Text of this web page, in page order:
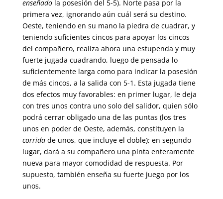
enseñadola posesión del 5-5). Norte pasa por la
primera vez, ignorando aún cuál será su destino.
Oeste, teniendo en su mano la piedra de cuadrar, y
teniendo suficientes cincos para apoyar los cincos
del compañero, realiza ahora una estupenda y muy
fuerte jugada cuadrando, luego de pensada lo
suficientemente larga como para indicar la posesión
de más cincos, a la salida con 5-1. Esta jugada tiene
dos efectos muy favorables: en primer lugar, le deja
con tres unos contra uno solo del salidor, quien sólo
podrá cerrar obligado una de las puntas (los tres
unos en poder de Oeste, además, constituyen la
corridade unos, que incluye el doble); en segundo
lugar, dará a su compañero una pinta enteramente
nueva para mayor comodidad de respuesta. Por
supuesto, también enseña su fuerte juego por los
unos.